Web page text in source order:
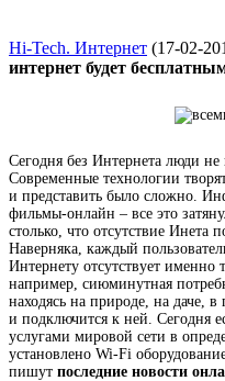
Hi-Tech. Интернет (17-02-
интернет будет
Сегодня без Интернета люди не
Современные технологии
и представить было сложно.
фильмы-онлайн – все это
столько, что отсутствие Инета
Наверняка, каждый
Интернету отсутствует именно
например, сиюминутная
находясь на природе, на даче,
и подключится к ней. Сегодня
услугами мировой сети в
установлено Wi-Fi
пишут последние новости